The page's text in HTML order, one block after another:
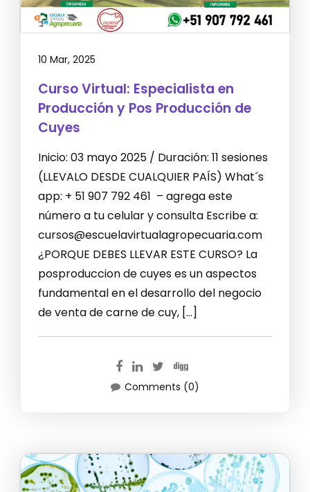
10 Mar, 2025
Curso Virtual: Especialista en
Producción y Pos Producción de
Cuyes
Inicio: 03 mayo 2025 / Duración: 11 sesiones
(LLEVALO DESDE CUALQUIER PAÍS) What´s
app: + 51 907 792 461 – agrega este
número a tu celular y consulta Escribe a:
cursos@escuelavirtualagropecuaria.com
¿PORQUE DEBES LLEVAR ESTE CURSO? La
posproduccion de cuyes es un aspectos
fundamental en el desarrollo del negocio
de venta de carne de cuy, […]
Comments (0)